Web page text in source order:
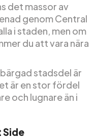
det massor av
genom Central
i staden, men om
du att vara nära
stadsdel är
är en stor fördel
och lugnare än i
Side